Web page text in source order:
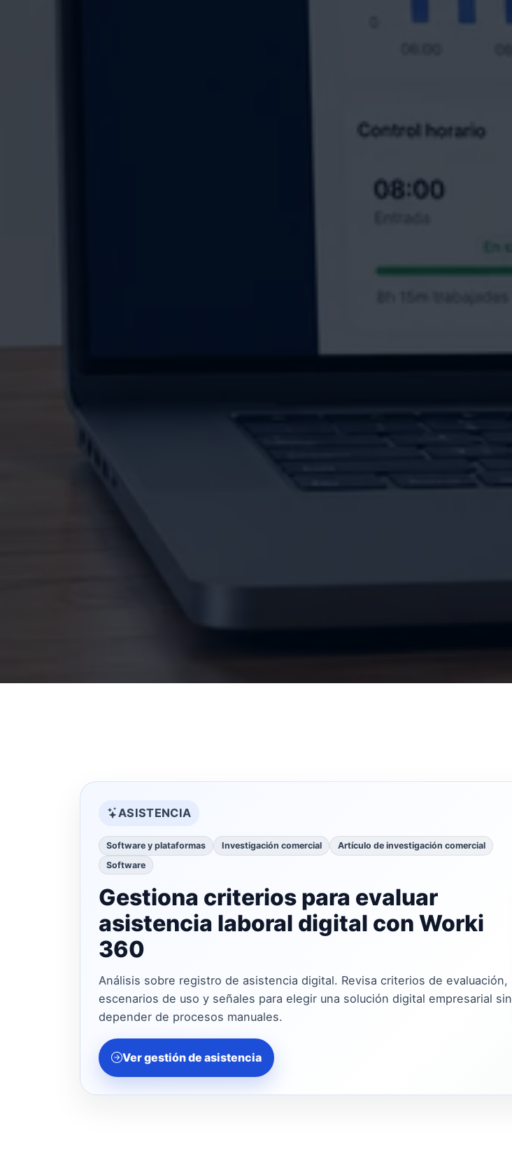
ASISTENCIA
Software y plataformas Investigación comercial
Artículo de investigación comercial
Software
Gestiona criterios para evaluar
asistencia laboral digital con Worki
360
Análisis sobre registro de asistencia digital. Revisa criterios de evaluación,
escenarios de uso y señales para elegir una solución digital empresarial sin
depender de procesos manuales.
Ver gestión de asistencia